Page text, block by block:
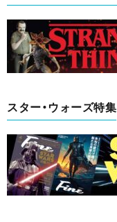
スター・ウォーズ特集